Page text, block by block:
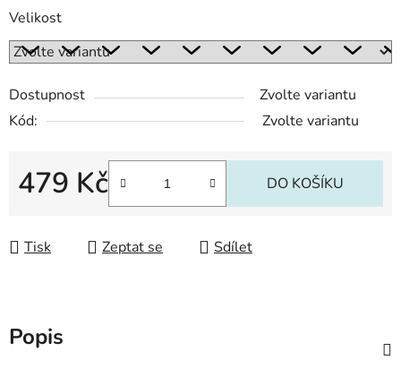
Velikost
Dostupnost
Zvolte variantu
Kód:
Zvolte variantu
479 Kč DO KOŠÍKU
Tisk Zeptat se Sdílet
Popis